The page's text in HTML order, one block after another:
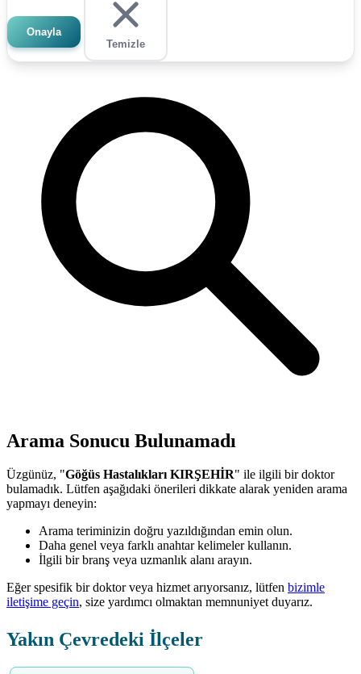
Onayla
Temizle
Arama Sonucu Bulunamadı
Üzgünüz, "Göğüs Hastalıkları KIRŞEHİR" ile ilgili bir doktor
bulamadık. Lütfen aşağıdaki önerileri dikkate alarak yeniden arama
yapmayı deneyin:
Arama teriminizin doğru yazıldığından emin olun.
Daha genel veya farklı anahtar kelimeler kullanın.
İlgili bir branş veya uzmanlık alanı arayın.
Eğer spesifik bir doktor veya hizmet arıyorsanız, lütfen bizimle
iletişime geçin, size yardımcı olmaktan memnuniyet duyarız.
Yakın Çevredeki İlçeler